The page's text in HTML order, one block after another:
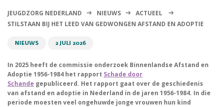
JEUGDZORG NEDERLAND NIEUWS
ACTUEEL
STILSTAAN BIJ HET LEED VAN GEDWONGEN AFSTAND EN ADOPTIE
NIEUWS 2 JULI 2026
In 2025 heeft de commissie onderzoek Binnenlandse Afstand en
Adoptie 1956-1984 het rapport Schade door
Schande gepubliceerd. Het rapport gaat over de geschiedenis
van afstand en adoptie in Nederland in de jaren 1956-1984. In die
periode moesten veel ongehuwde jonge vrouwen hun kind